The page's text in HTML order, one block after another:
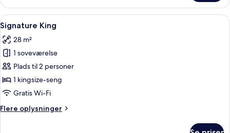
Front
3BR
Presidential
Suite
Indlæs
alle
billeder
af
Signature
King
Et hotelværelse med en seng, to
5
Signature King
28 m²
1 soveværelse
Plads til 2 personer
1 kingsize-seng
Gratis Wi-Fi
Flere oplysninger
Flere